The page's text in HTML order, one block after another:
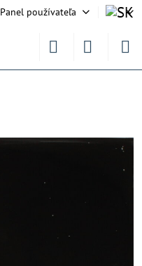
Panel používateľa